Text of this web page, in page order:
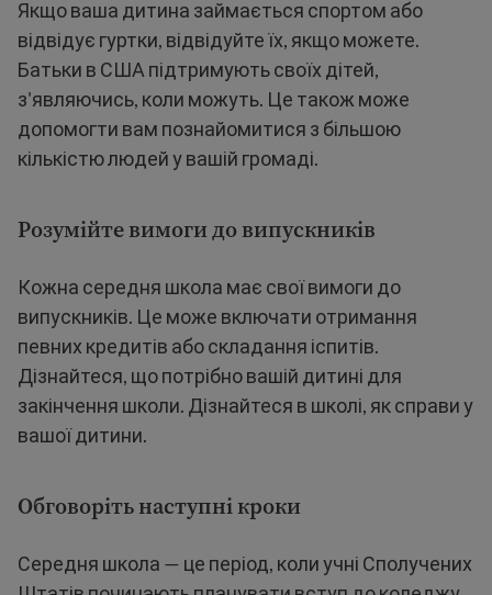
Якщо ваша дитина займається спортом або
відвідує гуртки, відвідуйте їх, якщо можете.
Батьки в США підтримують своїх дітей,
з'являючись, коли можуть. Це також може
допомогти вам познайомитися з більшою
кількістю людей у вашій громаді.
Розумійте вимоги до випускників
Кожна середня школа має свої вимоги до
випускників. Це може включати отримання
певних кредитів або складання іспитів.
Дізнайтеся, що потрібно вашій дитині для
закінчення школи. Дізнайтеся в школі, як справи у
вашої дитини.
Обговоріть наступні кроки
Середня школа — це період, коли учні Сполучених